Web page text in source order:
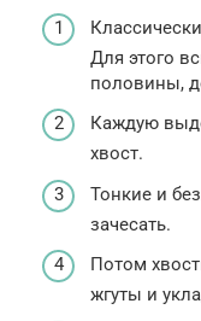
Для этого
половины,
Каждую
хвост.
Тонкие и
зачесать.
Потом
жгуты и